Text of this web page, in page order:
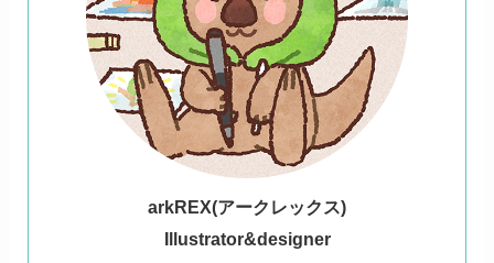
arkREX(アークレックス)
Illustrator&designer